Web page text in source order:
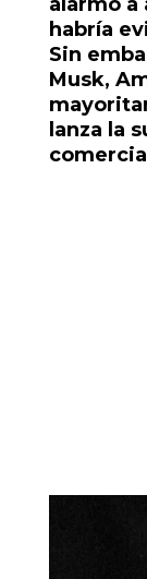
habría
Sin
Musk,
lanza la